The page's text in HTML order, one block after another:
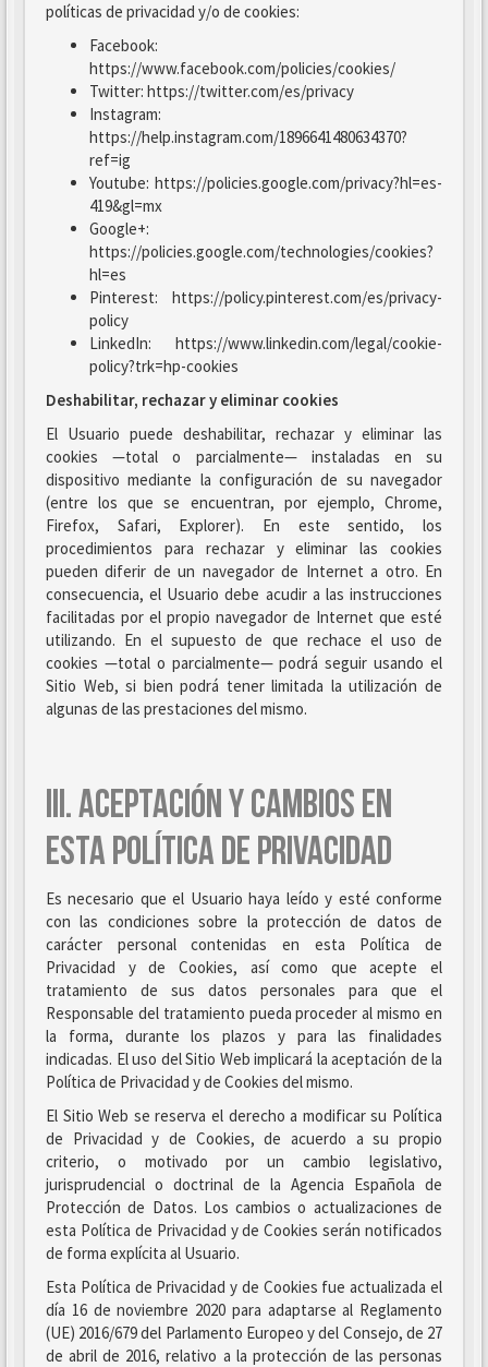
políticas de privacidad y/o de cookies:
Facebook:
https://www.facebook.com/policies/cookies/
Twitter: https://twitter.com/es/privacy
Instagram:
https://help.instagram.com/1896641480634370?
ref=ig
Youtube: https://policies.google.com/privacy?hl=es-
419&gl=mx
Google+:
https://policies.google.com/technologies/cookies?
hl=es
Pinterest: https://policy.pinterest.com/es/privacy-
policy
LinkedIn: https://www.linkedin.com/legal/cookie-
policy?trk=hp-cookies
Deshabilitar, rechazar y eliminar cookies
El Usuario puede deshabilitar, rechazar y eliminar las
cookies —total o parcialmente— instaladas en su
dispositivo mediante la configuración de su navegador
(entre los que se encuentran, por ejemplo, Chrome,
Firefox, Safari, Explorer). En este sentido, los
procedimientos para rechazar y eliminar las cookies
pueden diferir de un navegador de Internet a otro. En
consecuencia, el Usuario debe acudir a las instrucciones
facilitadas por el propio navegador de Internet que esté
utilizando. En el supuesto de que rechace el uso de
cookies —total o parcialmente— podrá seguir usando el
Sitio Web, si bien podrá tener limitada la utilización de
algunas de las prestaciones del mismo.
III. ACEPTACIÓN Y CAMBIOS EN
ESTA POLÍTICA DE PRIVACIDAD
Es necesario que el Usuario haya leído y esté conforme
con las condiciones sobre la protección de datos de
carácter personal contenidas en esta Política de
Privacidad y de Cookies, así como que acepte el
tratamiento de sus datos personales para que el
Responsable del tratamiento pueda proceder al mismo en
la forma, durante los plazos y para las finalidades
indicadas. El uso del Sitio Web implicará la aceptación de la
Política de Privacidad y de Cookies del mismo.
El Sitio Web se reserva el derecho a modificar su Política
de Privacidad y de Cookies, de acuerdo a su propio
criterio, o motivado por un cambio legislativo,
jurisprudencial o doctrinal de la Agencia Española de
Protección de Datos. Los cambios o actualizaciones de
esta Política de Privacidad y de Cookies serán notificados
de forma explícita al Usuario.
Esta Política de Privacidad y de Cookies fue actualizada el
día 16 de noviembre 2020 para adaptarse al Reglamento
(UE) 2016/679 del Parlamento Europeo y del Consejo, de 27
de abril de 2016, relativo a la protección de las personas